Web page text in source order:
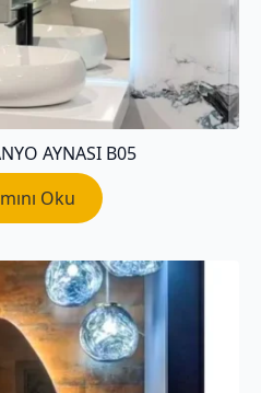
AYNASI B05
Oku